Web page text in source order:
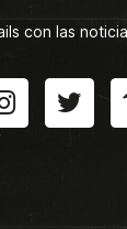
con las